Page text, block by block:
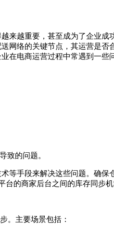
来越重要，甚至成为了企业成
网络的关键节点，其运营是否
在电商运营过程中常遇到一些
致的问题。
等手段来解决这些问题。确保
台的商家后台之间的库存同步机
。主要场景包括：